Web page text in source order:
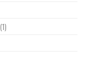
(1)